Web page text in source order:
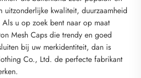
uitzonderlijke kwaliteit, duurzaamheid
u op zoek bent naar op maat
Mesh Caps die trendy en goed
bij uw merkidentiteit, dan is
Co., Ltd. de perfecte fabrikant